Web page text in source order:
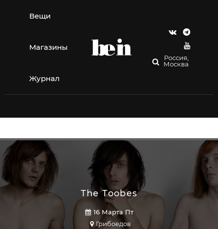
содержимому
Вещи
Магазины
Журнал
Россия,
Москва
The Toobes
16 Марта Пт
Грибоедов